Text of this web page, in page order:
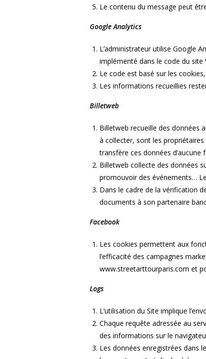
Le contenu du message peut
Google Analytics
L’administrateur utilise Google
implémenté dans le code du site
Le code est basé sur les
Les informations recueillies
Billetweb
Billetweb recueille des données
à collecter, sont les
transfère ces données d’aucune
Billetweb collecte des données
promouvoir des événements…
Dans le cadre de la vérification
documents à son partenaire
Facebook
Les cookies permettent aux
l’efficacité des campagnes
www.streetarttourparis.com et
Logs
L’utilisation du Site implique
Chaque requête adressée au
des informations sur le
Les données enregistrées dans